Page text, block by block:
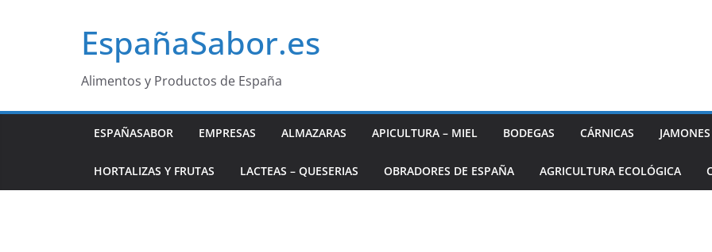
EspañaSabor.es
Alimentos y Productos de España
ESPAÑASABOR EMPRESAS ALMAZARAS APICULTURA – MIEL BODEGAS CÁRNICAS
HORTALIZAS Y FRUTAS LACTEAS – QUESERIAS OBRADORES DE ESPAÑA AGRICULTURA ECOLÓGICA